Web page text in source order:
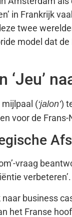
in Frankrijk
twee
model dat
(‘jalon’)
voor de
vraag
verbeteren’.
naar business
het Franse